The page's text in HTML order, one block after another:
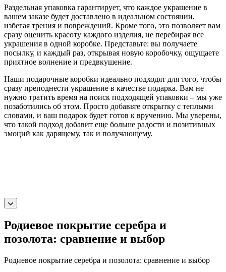
Раздельная упаковка гарантирует, что каждое украшение в
вашем заказе будет доставлено в идеальном состоянии,
избегая трения и повреждений. Кроме того, это позволяет вам
сразу оценить красоту каждого изделия, не перебирая все
украшения в одной коробке. Представьте: вы получаете
посылку, и каждый раз, открывая новую коробочку, ощущаете
приятное волнение и предвкушение.
Наши подарочные коробки идеально подходят для того, чтобы
сразу преподнести украшение в качестве подарка. Вам не
нужно тратить время на поиск подходящей упаковки – мы уже
позаботились об этом. Просто добавьте открытку с теплыми
словами, и ваш подарок будет готов к вручению. Мы уверены,
что такой подход добавит еще больше радости и позитивных
эмоций как дарящему, так и получающему.
Родиевое покрытие серебра и
позолота: сравнение и выбор
Родиевое покрытие серебра и позолота: сравнение и выбор